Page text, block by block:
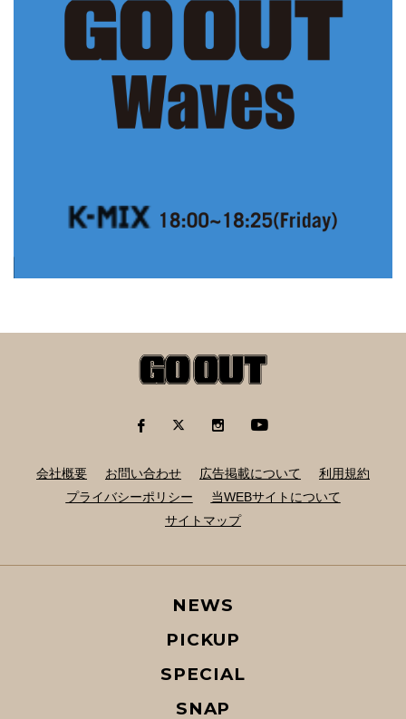
会社概要 お問い合わせ 広告掲載について
利用規約
プライバシーポリシー
当WEBサイトについて
サイトマップ
NEWS
PICKUP
SPECIAL
SNAP